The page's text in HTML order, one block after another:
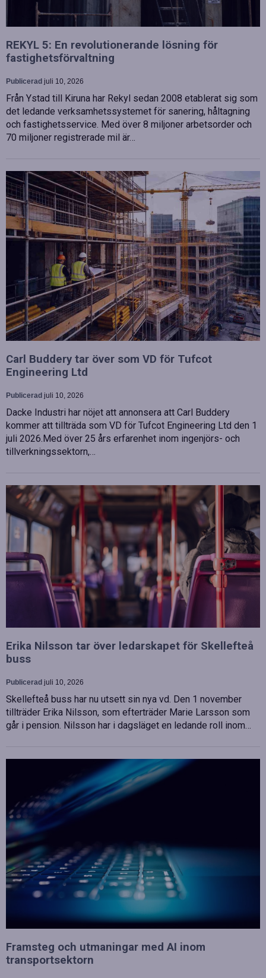
REKYL 5: En revolutionerande lösning för
fastighetsförvaltning
Publicerad juli 10, 2026
Från Ystad till Kiruna har Rekyl sedan 2008 etablerat sig som
det ledande verksamhetssystemet för sanering, håltagning
och fastighetsservice. Med över 8 miljoner arbetsorder och
70 miljoner registrerade mil är…
Carl Buddery tar över som VD för Tufcot
Engineering Ltd
Publicerad juli 10, 2026
Dacke Industri har nöjet att annonsera att Carl Buddery
kommer att tillträda som VD för Tufcot Engineering Ltd den 1
juli 2026.Med över 25 års erfarenhet inom ingenjörs- och
tillverkningssektorn,…
Erika Nilsson tar över ledarskapet för Skellefteå
buss
Publicerad juli 10, 2026
Skellefteå buss har nu utsett sin nya vd. Den 1 november
tillträder Erika Nilsson, som efterträder Marie Larsson som
går i pension. Nilsson har i dagsläget en ledande roll inom…
Framsteg och utmaningar med AI inom
transportsektorn